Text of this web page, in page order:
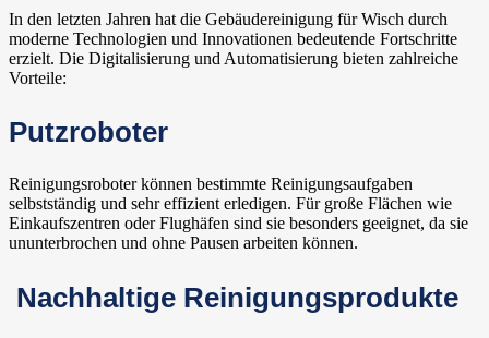
In den letzten Jahren hat die Gebäudereinigung für Wisch durch
moderne Technologien und Innovationen bedeutende Fortschritte
erzielt. Die Digitalisierung und Automatisierung bieten zahlreiche
Vorteile:
Putzroboter
Reinigungsroboter können bestimmte Reinigungsaufgaben
selbstständig und sehr effizient erledigen. Für große Flächen wie
Einkaufszentren oder Flughäfen sind sie besonders geeignet, da sie
ununterbrochen und ohne Pausen arbeiten können.
Nachhaltige Reinigungsprodukte